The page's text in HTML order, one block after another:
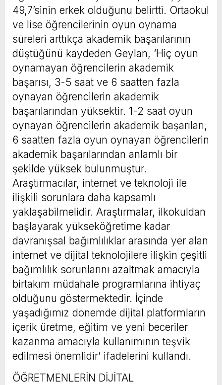
49,7’sinin erkek olduğunu belirtti. Ortaokul
ve lise öğrencilerinin oyun oynama
süreleri arttıkça akademik başarılarının
düştüğünü kaydeden Geylan, ‘Hiç oyun
oynamayan öğrencilerin akademik
başarısı, 3-5 saat ve 6 saatten fazla
oynayan öğrencilerin akademik
başarılarından yüksektir. 1-2 saat oyun
oynayan öğrencilerin akademik başarıları,
6 saatten fazla oyun oynayan öğrencilerin
akademik başarılarından anlamlı bir
şekilde yüksek bulunmuştur.
Araştırmacılar, internet ve teknoloji ile
ilişkili sorunlara daha kapsamlı
yaklaşabilmelidir. Araştırmalar, ilkokuldan
başlayarak yükseköğretime kadar
davranışsal bağımlılıklar arasında yer alan
internet ve dijital teknolojilere ilişkin çeşitli
bağımlılık sorunlarını azaltmak amacıyla
birtakım müdahale programlarına ihtiyaç
olduğunu göstermektedir. İçinde
yaşadığımız dönemde dijital platformların
içerik üretme, eğitim ve yeni beceriler
kazanma amacıyla kullanımının teşvik
edilmesi önemlidir’ ifadelerini kullandı.
ÖĞRETMENLERİN DİJİTAL